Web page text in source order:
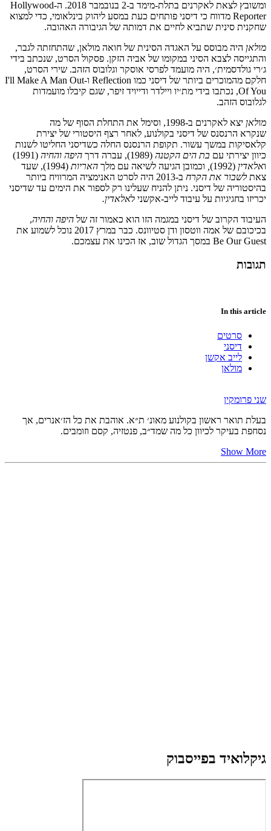
ומשובץ לצאת לאקרנים בתלת-מימד ב-2 בנובמבר 2018. ה-Hollywood
Reporter מדווח כי דיסני פותחים כעת במסע ליהוק בינלאומי, כדי למצוא
שחקנית סינית שתביא לחיים את דמותה של הגיבורה האהובה.
מולאן היה מבוסס על האגדה הסינית של חואה מולאן, שהתחזתה לגבר,
והתגייסה לצבא הסיני במקומו של אביה הזקן. פסקול הסרט, שנכתב בידי
ג׳רי גולדסמית׳, היה מועמד לפרסי אוסקר וגלובוס הזהב. שירי הסרט,
חלקם מהמוכרים ביותר של דיסני כמו Reflection ו-I'll Make A Man Out
Of You, נכתבו בידי מת׳יו ויילדר ודייויד זיפר, שגם קיבלו מועמדות
לגלובוס הזהב.
מולאן
יצא לאקרנים ב-1998, וסימל את התחלת הסוף של מה
שנקרא הרנסנס של דיסני בקולנוע, לאחר רצף היסטורי של יצירת
קלאסיקות במשך עשור. תקופת הרנסנס החלה כשדיסני החליטו לשנות
כיוון יצירתי עם בת הים הקטנה (1989), עברה דרך היפה והחיה
(1991)
ואלאדין (1992) וכמובן הגיעה לשיאה עם מלך האריות (1994),
שעד
צאתלשבור את הקרח
ב-2013 היה לסרט האנימציה המרוויח ביותר
בהיסטוריה של דיסני. ניתן להניח שעלינו רק לספור את הימים עד שדיסני
יכריזו בחגיגיות על עיבוד לייב-אקשני לאלאדין.
העיבוד הקרוב של דיסני במגמה הזו הוא כאמור זה של היפה והחיה,
בכיכובם של אמה ווטסון ודן סטיוונס. כבר במרץ 2017 נוכל לשמוע את
Be Our Guest במסך הגדול שוב, אז הכינו את עצמכם.
תגובות
In this article
סרטים
דיסני
לייב אקשן
מולאן
שני פרומקין
בעלת תואר ראשון בקולנוע מאונ׳ ת״א. אוהבת את כל הז׳אנרים, אך
נסחפת בעיקר לכיוון כל מה שמד״ב, פנטזיה, קסם וזומבים.
Show More
גיקלואיד בפייסבוק